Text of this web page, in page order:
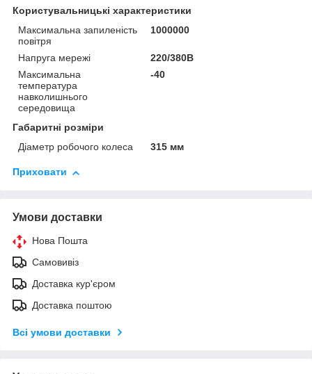
Користувальницькі характеристики
Максимальна запиленість
повітря
1000000
Напруга мережі
220/380В
Максимальна
температура
навколишнього
середовища
-40
Габаритні розміри
Діаметр робочого колеса
315 мм
Приховати
Умови доставки
Нова Пошта
Самовивіз
Доставка кур'єром
Доставка поштою
Всі умови доставки